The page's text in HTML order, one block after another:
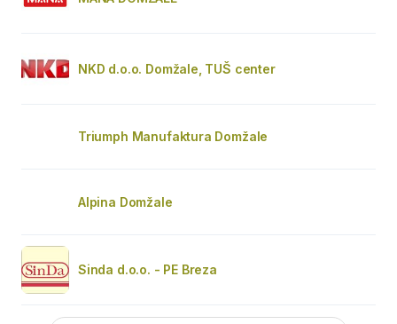
NKD d.o.o. Domžale, TUŠ center
Triumph Manufaktura Domžale
Alpina Domžale
Sinda d.o.o. - PE Breza